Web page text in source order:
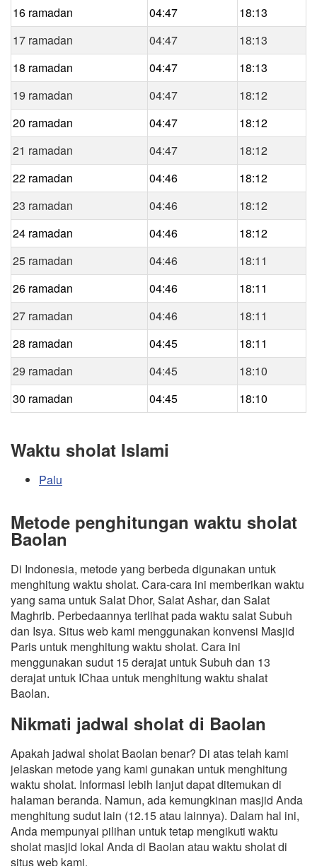
16 ramadan
04:47
18:13
17 ramadan
04:47
18:13
18 ramadan
04:47
18:13
19 ramadan
04:47
18:12
20 ramadan
04:47
18:12
21 ramadan
04:47
18:12
22 ramadan
04:46
18:12
23 ramadan
04:46
18:12
24 ramadan
04:46
18:12
25 ramadan
04:46
18:11
26 ramadan
04:46
18:11
27 ramadan
04:46
18:11
28 ramadan
04:45
18:11
29 ramadan
04:45
18:10
30 ramadan
04:45 18:10
Waktu sholat Islami
Palu
Metode penghitungan waktu sholat
Baolan
Di Indonesia, metode yang berbeda digunakan untuk
menghitung waktu sholat. Cara-cara ini memberikan waktu
yang sama untuk Salat Dhor, Salat Ashar, dan Salat
Maghrib. Perbedaannya terlihat pada waktu salat Subuh
dan Isya. Situs web kami menggunakan konvensi Masjid
Paris untuk menghitung waktu sholat. Cara ini
menggunakan sudut 15 derajat untuk Subuh dan 13
derajat untuk IChaa untuk menghitung waktu shalat
Baolan.
Nikmati jadwal sholat di Baolan
Apakah jadwal sholat Baolan benar? Di atas telah kami
jelaskan metode yang kami gunakan untuk menghitung
waktu sholat. Informasi lebih lanjut dapat ditemukan di
halaman beranda. Namun, ada kemungkinan masjid Anda
menghitung sudut lain (12.15 atau lainnya). Dalam hal ini,
Anda mempunyai pilihan untuk tetap mengikuti waktu
sholat masjid lokal Anda di Baolan atau waktu sholat di
situs web kami.